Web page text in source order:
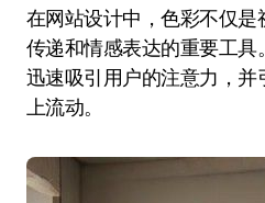
在网站设计中，色彩不仅是视觉的装饰，更是信息
传递和情感表达的重要工
迅速吸引用户的注意力，
上流动。